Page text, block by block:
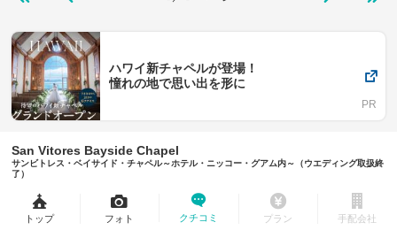
ハワイ新チャペルが登場！
憧れの地で思い出を形に
San Vitores Bayside Chapel
サンビトレス・ベイサイド・チャペル～ホテル・ニッコー・グアム内～（ウエディング取扱終
了）
トップ フォト クチコミ プラン 手配会社